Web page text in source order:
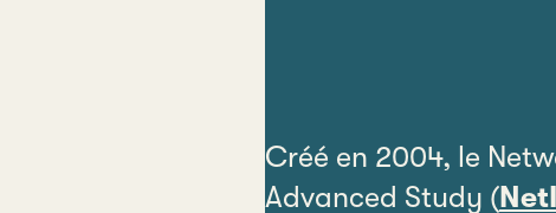
Créé en 2004, le
Advanced Study (